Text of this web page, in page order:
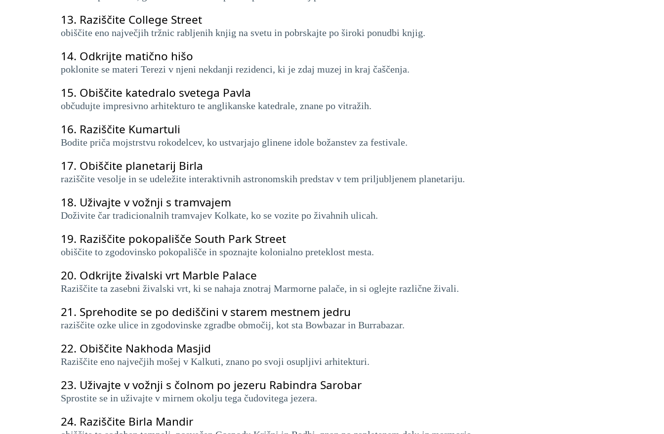
13. Raziščite College Street
obiščite eno največjih tržnic rabljenih knjig na svetu in pobrskajte po široki ponudbi knjig.
14. Odkrijte matično hišo
poklonite se materi Terezi v njeni nekdanji rezidenci, ki je zdaj muzej in kraj čaščenja.
15. Obiščite katedralo svetega Pavla
občudujte impresivno arhitekturo te anglikanske katedrale, znane po vitražih.
16. Raziščite Kumartuli
Bodite priča mojstrstvu rokodelcev, ko ustvarjajo glinene idole božanstev za festivale.
17. Obiščite planetarij Birla
raziščite vesolje in se udeležite interaktivnih astronomskih predstav v tem priljubljenem planetariju.
18. Uživajte v vožnji s tramvajem
Doživite čar tradicionalnih tramvajev Kolkate, ko se vozite po živahnih ulicah.
19. Raziščite pokopališče South Park Street
obiščite to zgodovinsko pokopališče in spoznajte kolonialno preteklost mesta.
20. Odkrijte živalski vrt Marble Palace
Raziščite ta zasebni živalski vrt, ki se nahaja znotraj Marmorne palače, in si oglejte različne živali.
21. Sprehodite se po dediščini v starem mestnem jedru
raziščite ozke ulice in zgodovinske zgradbe območij, kot sta Bowbazar in Burrabazar.
22. Obiščite Nakhoda Masjid
Raziščite eno največjih mošej v Kalkuti, znano po svoji osupljivi arhitekturi.
23. Uživajte v vožnji s čolnom po jezeru Rabindra Sarobar
Sprostite se in uživajte v mirnem okolju tega čudovitega jezera.
24. Raziščite Birla Mandir